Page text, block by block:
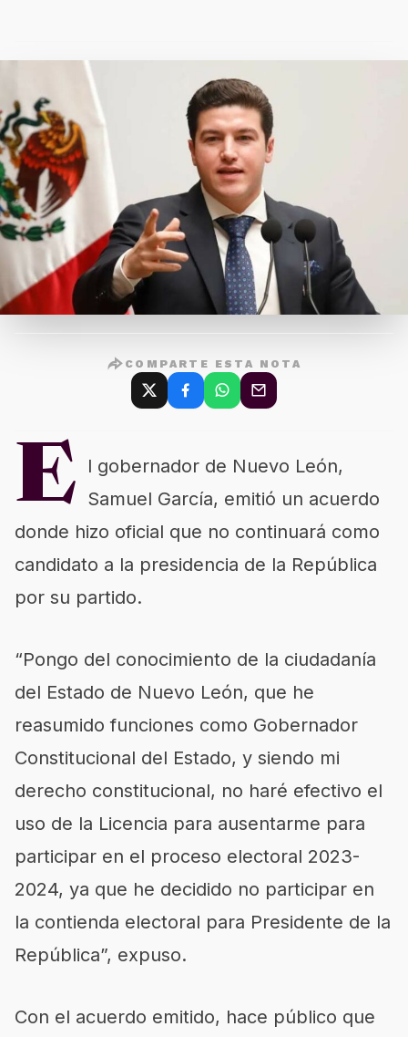
COMPARTE ESTA NOTA
E
l gobernador de Nuevo León,
Samuel García, emitió un acuerdo
donde hizo oficial que no continuará como
candidato a la presidencia de la República
por su partido.
“Pongo del conocimiento de la ciudadanía
del Estado de Nuevo León, que he
reasumido funciones como Gobernador
Constitucional del Estado, y siendo mi
derecho constitucional, no haré efectivo el
uso de la Licencia para ausentarme para
participar en el proceso electoral 2023-
2024, ya que he decidido no participar en
la contienda electoral para Presidente de la
República”, expuso.
Con el acuerdo emitido, hace público que